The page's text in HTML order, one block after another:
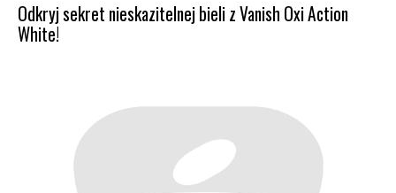
Odkryj sekret nieskazitelnej bieli z Vanish Oxi Action
White!